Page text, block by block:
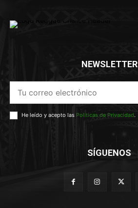
NEWSLETTER
He leído y acepto las Políticas de Privacidad.
SÍGUENOS